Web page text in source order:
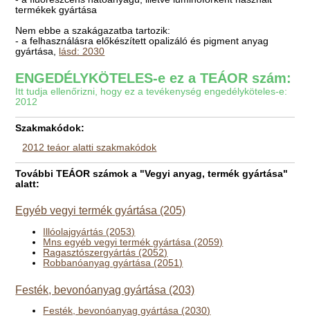
termékek gyártása
Nem ebbe a szakágazatba tartozik:
- a felhasználásra előkészített opalizáló és pigment anyag
gyártása, lásd: 2030
ENGEDÉLYKÖTELES-e ez a TEÁOR szám:
Itt tudja ellenőrizni, hogy ez a tevékenység engedélyköteles-e:
2012
Szakmakódok:
2012 teáor alatti szakmakódok
További TEÁOR számok a "Vegyi anyag, termék gyártása"
alatt:
Egyéb vegyi termék gyártása (205)
Illóolajgyártás (2053)
Mns egyéb vegyi termék gyártása (2059)
Ragasztószergyártás (2052)
Robbanóanyag gyártása (2051)
Festék, bevonóanyag gyártása (203)
Festék, bevonóanyag gyártása (2030)